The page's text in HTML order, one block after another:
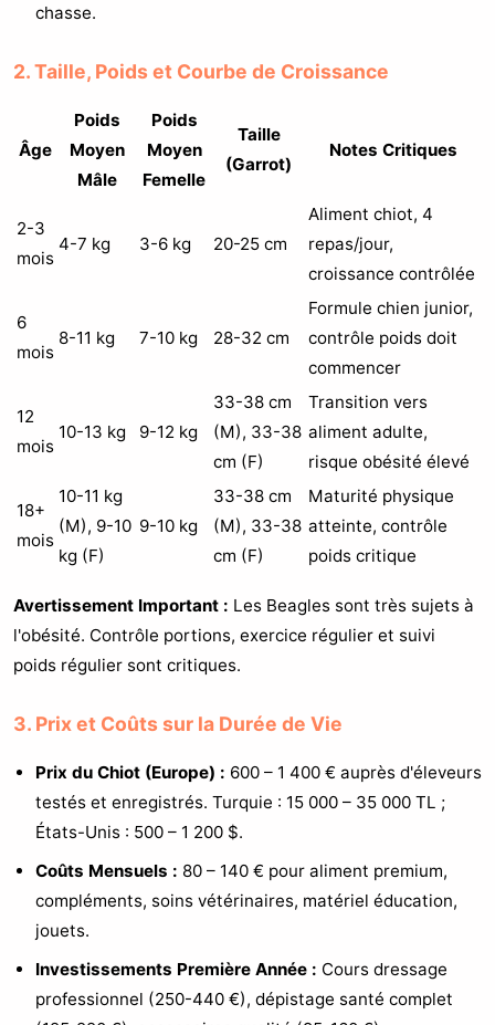
chasse.
2. Taille, Poids et Courbe de Croissance
Âge
Poids
Moyen
Mâle
Poids
Moyen
Femelle
Taille
(Garrot)
Notes Critiques
2-3
mois
4-7 kg 3-6 kg 20-25 cm
Aliment chiot, 4
repas/jour,
croissance contrôlée
6
mois
8-11 kg 7-10 kg 28-32 cm
Formule chien junior,
contrôle poids doit
commencer
12
mois
10-13 kg 9-12 kg
33-38 cm
(M), 33-38
cm (F)
Transition vers
aliment adulte,
risque obésité élevé
18+
mois
10-11 kg
(M), 9-10
kg (F)
9-10 kg
33-38 cm
(M), 33-38
cm (F)
Maturité physique
atteinte, contrôle
poids critique
Avertissement Important : Les Beagles sont très sujets à
l'obésité. Contrôle portions, exercice régulier et suivi
poids régulier sont critiques.
3. Prix et Coûts sur la Durée de Vie
Prix du Chiot (Europe) : 600 – 1 400 € auprès d'éleveurs
testés et enregistrés. Turquie : 15 000 – 35 000 TL ;
États-Unis : 500 – 1 200 $.
Coûts Mensuels : 80 – 140 € pour aliment premium,
compléments, soins vétérinaires, matériel éducation,
jouets.
Investissements Première Année : Cours dressage
professionnel (250-440 €), dépistage santé complet